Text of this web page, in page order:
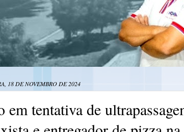
18 DE NOVEMBRO DE 2024
em tentativa de